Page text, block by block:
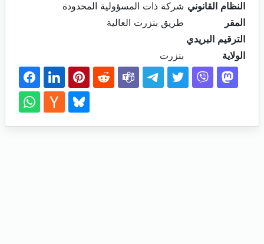
النظام القانوني شركة ذات المسؤولية المحدودة
المقر
طريق بنزرت العالية
الترقيم البريدي
الولاية
بنزرت